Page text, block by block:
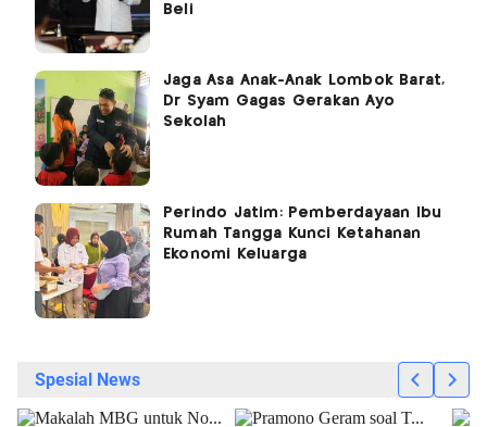
Beli
Jaga Asa Anak-Anak Lombok Barat,
Dr Syam Gagas Gerakan Ayo
Sekolah
Perindo Jatim: Pemberdayaan Ibu
Rumah Tangga Kunci Ketahanan
Ekonomi Keluarga